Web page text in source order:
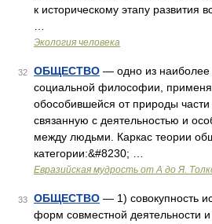
к историческому этапу развития
Экология человека
32 ОБЩЕСТВО — одно из наиболее
социальной философии,
обособившейся от природы
связанную с деятельностью и
между людьми. Каркас теории
категории:&#8230; …
Евразийская мудрость от А до Я.
33 ОБЩЕСТВО — 1) совокупность
форм совместной деятельности